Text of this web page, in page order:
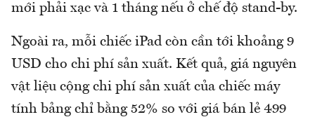
mới phải xạc và 1 tháng nếu ở chế độ stand-by.
Ngoài ra, mỗi chiếc iPad còn cần tới khoảng 9
USD cho chi phí sản xuất. Kết quả, giá nguyên
vật liệu cộng chi phí sản xuất của chiếc máy
tính bảng chỉ bằng 52% so với giá bán lẻ 499